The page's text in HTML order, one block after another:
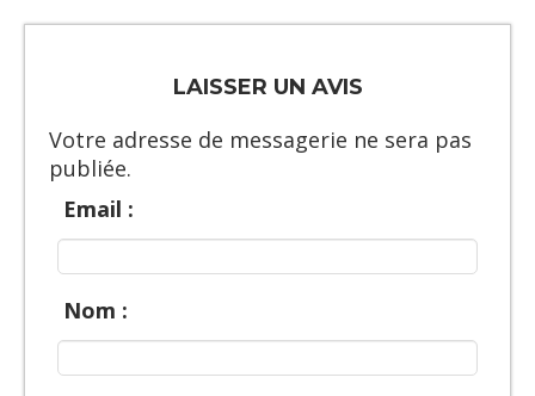
LAISSER UN AVIS
Votre adresse de messagerie ne sera pas
publiée.
Email :
Nom :